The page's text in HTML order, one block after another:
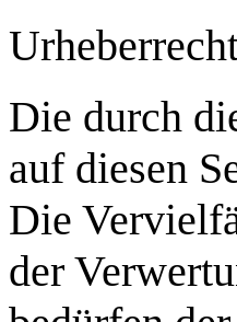
Die durch
auf diesen
Die
der